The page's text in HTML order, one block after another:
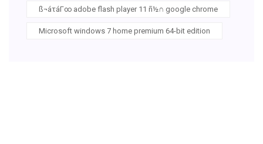
ß¬áτáΓ∞ adobe flash player 11 ñ½∩ google chrome
Microsoft windows 7 home premium 64-bit edition